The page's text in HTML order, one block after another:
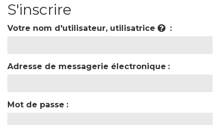
S'inscrire
Votre nom d'utilisateur, utilisatrice
Adresse de messagerie électronique
Mot de passe